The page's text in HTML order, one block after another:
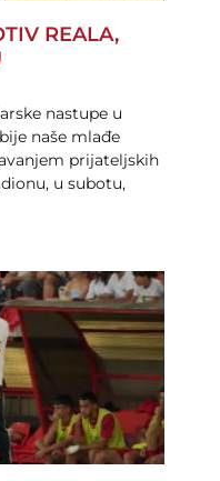
REALA,
nastupe u
naše mlađe
prijateljskih
u subotu,